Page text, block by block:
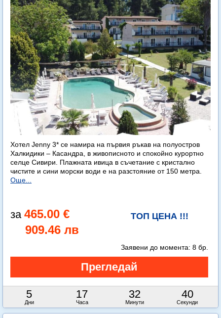
Хотел Jenny 3* се намира на първия ръкав на полуостров
Халкидики – Касандра, в живописното и спокойно курортно
селце Сивири. Плажната ивица в съчетание с кристално
чистите и сини морски води е на разстояние от 150 метра.
Още...
465.00 €
909.46 лв
ТОП ЦЕНА !!!
5
Дни
17
Часа
32
Минути
38
Секунди
Заявени до момента: 8 бр.